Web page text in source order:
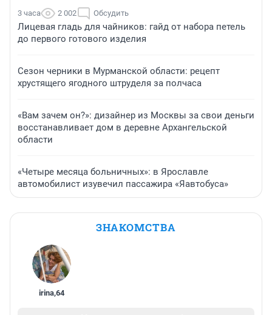
3 часа 2 002 Обсудить
Лицевая гладь для чайников: гайд от набора петель
до первого готового изделия
Сезон черники в Мурманской области: рецепт
хрустящего ягодного штруделя за полчаса
«Вам зачем он?»: дизайнер из Москвы за свои деньги
восстанавливает дом в деревне Архангельской
области
«Четыре месяца больничных»: в Ярославле
автомобилист изувечил пассажира «Яавтобуса»
ЗНАКОМСТВА
irina,64